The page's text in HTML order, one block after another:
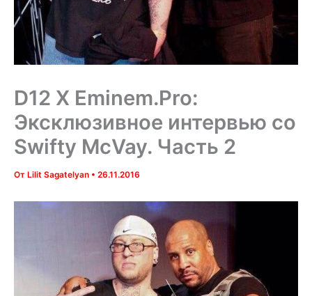
D12 X Eminem.Pro:
Эксклюзивное интервью со
Swifty McVay. Часть 2
От Lilit Sagatelyan • 26.11.2016